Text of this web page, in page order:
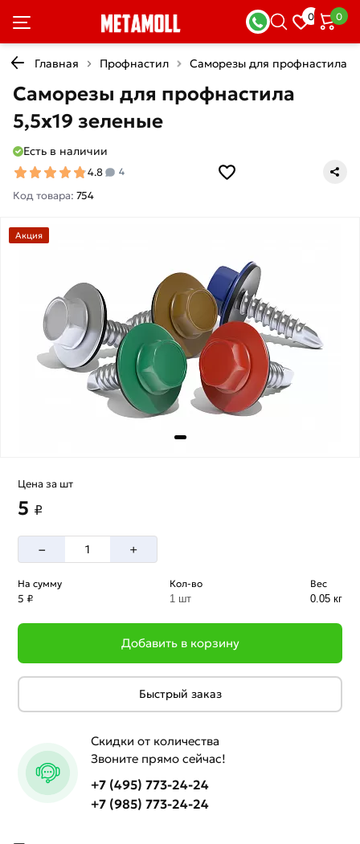
0 0
Главная Профнастил Саморезы для профнастила
Саморезы для профнастила
5,5х19 зеленые
Есть в наличии
4.8 4
Код товара: 754
Акция
Цена за шт
5 ₽
– +
На сумму
5 ₽
Кол-во
1 шт
Вес
0.05 кг
Добавить в корзину
Быстрый заказ
Скидки от количества
Звоните прямо сейчас!
+7 (495) 773-24-24
+7 (985) 773-24-24